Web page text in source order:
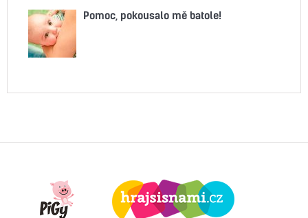
Pomoc, pokousalo mě batole!